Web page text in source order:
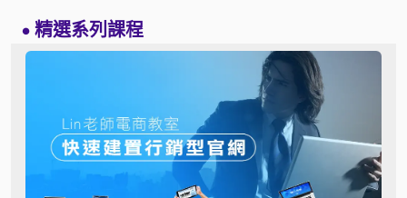
● 精選系列課程